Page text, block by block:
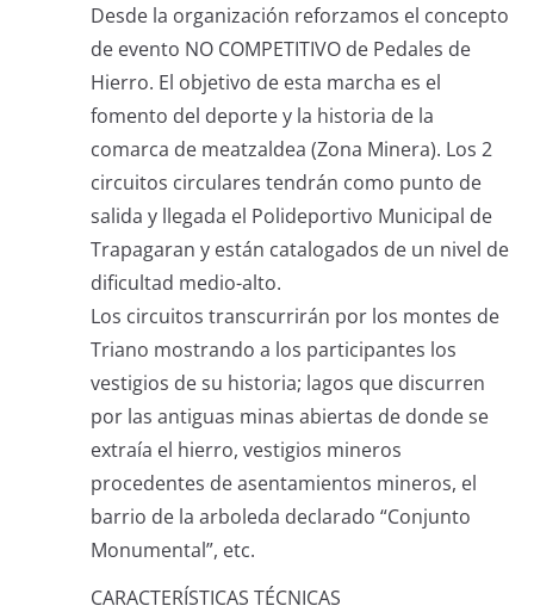
Desde la organización reforzamos el concepto
de evento NO COMPETITIVO de Pedales de
Hierro. El objetivo de esta marcha es el
fomento del deporte y la historia de la
comarca de meatzaldea (Zona Minera). Los 2
circuitos circulares tendrán como punto de
salida y llegada el Polideportivo Municipal de
Trapagaran y están catalogados de un nivel de
dificultad medio-alto.
Los circuitos transcurrirán por los montes de
Triano mostrando a los participantes los
vestigios de su historia; lagos que discurren
por las antiguas minas abiertas de donde se
extraía el hierro, vestigios mineros
procedentes de asentamientos mineros, el
barrio de la arboleda declarado “Conjunto
Monumental”, etc.
CARACTERÍSTICAS TÉCNICAS